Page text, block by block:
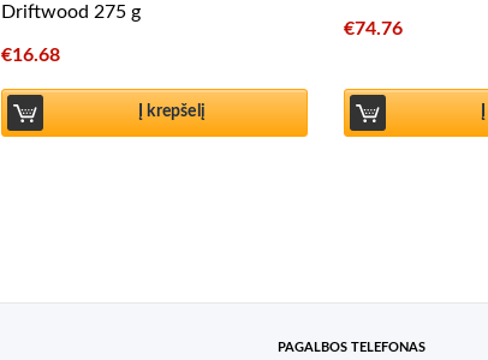
Driftwood 275 g
€16.68
Į krepšelį
€74.76
PAGALBOS TELEFONAS